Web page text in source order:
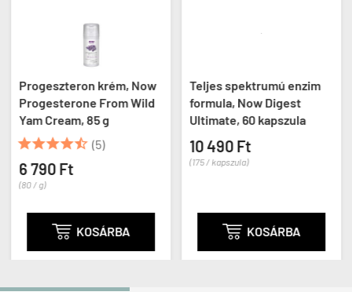
Progeszteron krém, Now
Progesterone From Wild
Yam Cream, 85 g
 (5)
6 790 Ft
(80 / g)
 KOSÁRBA
Teljes spektrumú enzim
formula, Now Digest
Ultimate, 60 kapszula
10 490 Ft
(175 / kapszula)
 KOSÁRBA